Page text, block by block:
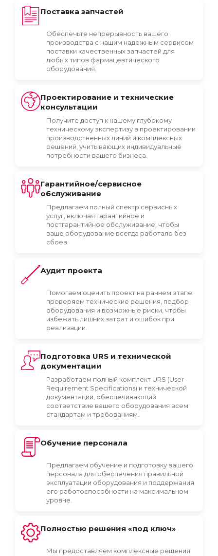
Поставка запчастей
Обеспечьте непрерывность вашего
производства с нашим надежным сервисом
поставки качественных запчастей для
любых типов фармацевтического
оборудования.
Проектирование и технические
консультации
Получите доступ к нашему глубокому
техническому экспертизу в проектировании
производственных линий и комплексных
решений, учитывающих индивидуальные
потребности вашего бизнеса.
Гарантийное/сервисное
обслуживание
Предлагаем полный спектр сервисных
услуг, включая гарантийное и
постгарантийное обслуживание, чтобы
ваше оборудование всегда работало без
сбоев.
Аудит проекта
Помогаем оценить проект на раннем этапе:
проверяем технические решения, подбор
оборудования и возможные риски, чтобы
избежать лишних затрат и ошибок при
реализации.
Подготовка URS и технической
документации
Разработаем полный комплект URS (User
Requirement Specifications) и технической
документации, обеспечивающий
соответствие вашего оборудования всем
стандартам и требованиям.
Обучение персонала
Предлагаем обучение и подготовку вашего
персонала для обеспечения правильной
эксплуатации оборудования и поддержания
его работоспособности на максимальном
уровне.
Полностью решения «под ключ»
Мы предоставляем комплексные решения